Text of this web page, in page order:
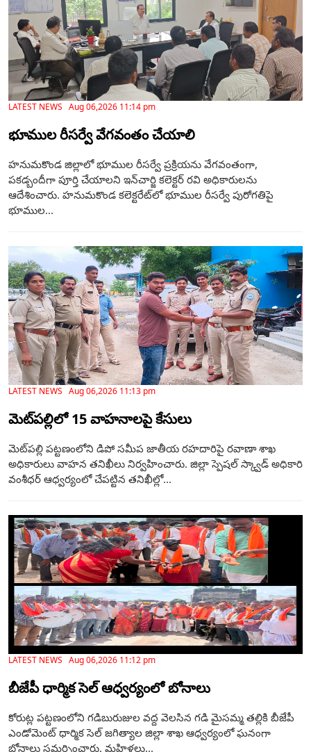
LATEST NEWS Aug 06,2026 11:14 pm
భూముల రీసర్వే వేగవంతం చేయాలి
హనుమకొండ జిల్లాలో భూముల రీసర్వే ప్రక్రియను వేగవంతంగా,
పకడ్బందీగా పూర్తి చేయాలని ఇన్‌చార్జి కలెక్టర్ రవి అధికారులను
ఆదేశించారు. హనుమకొండ కలెక్టరేట్‌లో భూముల రీసర్వే పురోగతిపై
భూముల...
LATEST NEWS Aug 06,2026 11:13 pm
మెట్‌పల్లిలో 15 వాహనాలపై కేసులు
మెట్‌పల్లి పట్టణంలోని డిపో సమీప జాతీయ రహదారిపై రవాణా శాఖ
అధికారులు వాహన తనిఖీలు నిర్వహించారు. జిల్లా స్పెషల్ స్క్వాడ్ అధికారి
వంశీధర్ ఆధ్వర్యంలో చేపట్టిన తనిఖీల్లో...
LATEST NEWS Aug 06,2026 11:12 pm
బీజేపీ ధార్మిక సెల్ ఆధ్వర్యంలో బోనాలు
కోరుట్ల పట్టణంలోని గడిబురుజుల వద్ద వెలసిన గడి మైసమ్మ తల్లికి బీజేపీ
ఎండోమెంట్ ధార్మిక సెల్ జగిత్యాల జిల్లా శాఖ ఆధ్వర్యంలో ఘనంగా
బోనాలు సమర్పించారు. మహిళలు...